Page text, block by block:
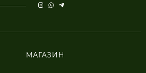
МАГАЗИН